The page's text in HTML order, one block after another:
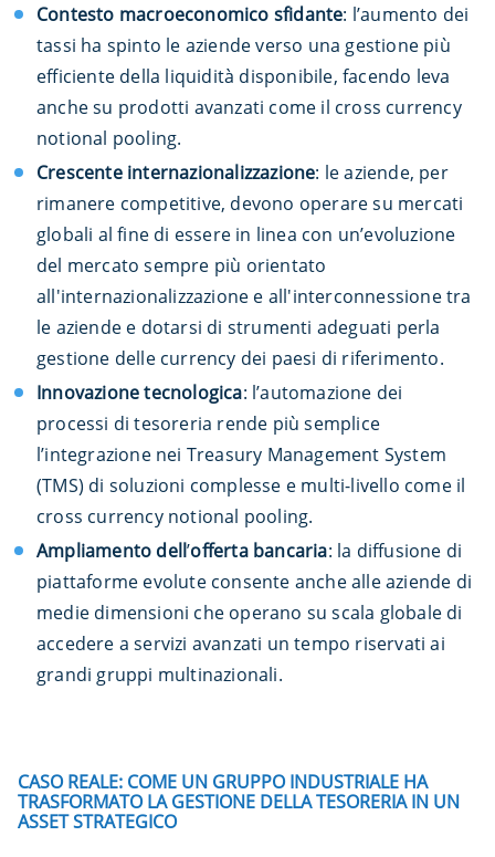
Contesto macroeconomico sfidante: l’aumento dei
tassi ha spinto le aziende verso una gestione più
efficiente della liquidità disponibile, facendo leva
anche su prodotti avanzati come il cross currency
notional pooling.
Crescente internazionalizzazione: le aziende, per
rimanere competitive, devono operare su mercati
globali al fine di essere in linea con un’evoluzione
del mercato sempre più orientato
all'internazionalizzazione e all'interconnessione tra
le aziende e dotarsi di strumenti adeguati perla
gestione delle currency dei paesi di riferimento.
Innovazione tecnologica: l’automazione dei
processi di tesoreria rende più semplice
l’integrazione nei Treasury Management System
(TMS) di soluzioni complesse e multi-livello come il
cross currency notional pooling.
Ampliamento dell’offerta bancaria: la diffusione di
piattaforme evolute consente anche alle aziende di
medie dimensioni che operano su scala globale di
accedere a servizi avanzati un tempo riservati ai
grandi gruppi multinazionali.
CASO REALE: COME UN GRUPPO INDUSTRIALE HA
TRASFORMATO LA GESTIONE DELLA TESORERIA IN UN
ASSET STRATEGICO